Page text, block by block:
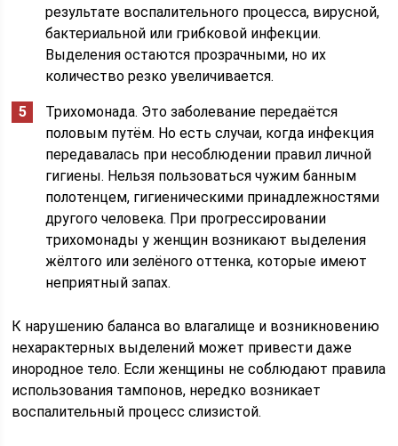
результате воспалительного процесса, вирусной,
бактериальной или грибковой инфекции.
Выделения остаются прозрачными, но их
количество резко увеличивается.
Трихомонада. Это заболевание передаётся
половым путём. Но есть случаи, когда инфекция
передавалась при несоблюдении правил личной
гигиены. Нельзя пользоваться чужим банным
полотенцем, гигиеническими принадлежностями
другого человека. При прогрессировании
трихомонады у женщин возникают выделения
жёлтого или зелёного оттенка, которые имеют
неприятный запах.
К нарушению баланса во влагалище и возникновению
нехарактерных выделений может привести даже
инородное тело. Если женщины не соблюдают правила
использования тампонов, нередко возникает
воспалительный процесс слизистой.